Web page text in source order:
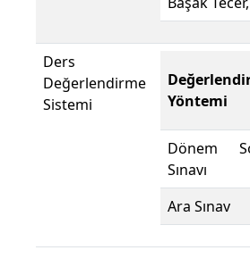
Ders
Değerlendirme
Sistemi
Yöntemi
Dönem
Sınavı
Ara Sınav